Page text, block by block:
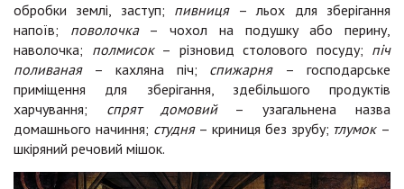
обробки землі, заступ; пивниця– льох для зберігання
напоїв; поволочка– чохол на подушку або перину,
наволочка; полмисок– різновид столового посуду; піч
поливаная– кахляна піч; спижарня – господарське
приміщення для зберігання, здебільшого продуктів
харчування; спрят домовий– узагальнена назва
домашнього начиння; студня – криниця без зрубу; тлумок –
шкіряний речовий мішок.